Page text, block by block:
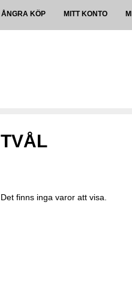
ÅNGRA KÖP MITT KONTO
TVÅL
Det finns inga varor att visa.